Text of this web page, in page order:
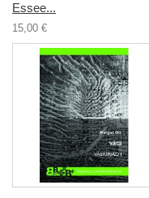
Essee...
15,00 €